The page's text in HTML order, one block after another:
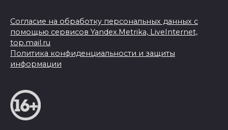
Согласие на обработку персональных данных с
помощью сервисов Yandex.Metrika, LiveInternet,
top.mail.ru
Политика конфиденциальности и защиты
информации